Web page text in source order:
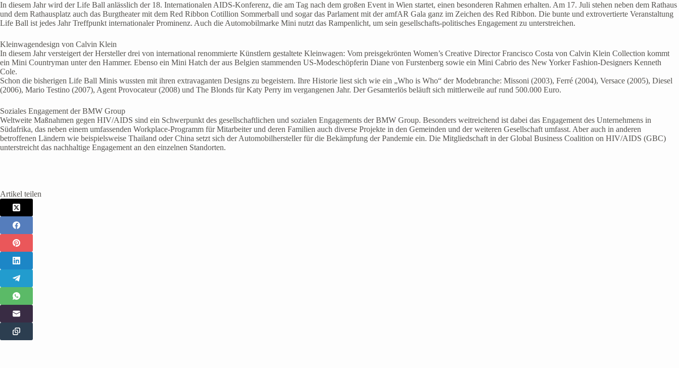
In diesem Jahr wird der Life Ball anlässlich der 18. Internationalen AIDS-Konferenz, die am Tag nach dem großen Event in Wien startet, einen besonderen Rahmen erhalten. Am 17. Juli stehen neben dem Rathaus
und dem Rathausplatz auch das Burgtheater mit dem Red Ribbon Cotillion Sommerball und sogar das Parlament mit der amfAR Gala ganz im Zeichen des Red Ribbon. Die bunte und extrovertierte Veranstaltung
Life Ball ist jedes Jahr Treffpunkt internationaler Prominenz. Auch die Automobilmarke Mini nutzt das Rampenlicht, um sein gesellschafts-politisches Engagement zu unterstreichen.
Kleinwagendesign von Calvin Klein
In diesem Jahr versteigert der Hersteller drei von international renommierte Künstlern gestaltete Kleinwagen: Vom preisgekrönten Women’s Creative Director Francisco Costa von Calvin Klein Collection kommt
ein Mini Countryman unter den Hammer. Ebenso ein Mini Hatch der aus Belgien stammenden US-Modeschöpferin Diane von Furstenberg sowie ein Mini Cabrio des New Yorker Fashion-Designers Kenneth
Cole.
Schon die bisherigen Life Ball Minis wussten mit ihren extravaganten Designs zu begeistern. Ihre Historie liest sich wie ein „Who is Who“ der Modebranche: Missoni (2003), Ferré (2004), Versace (2005), Diesel
(2006), Mario Testino (2007), Agent Provocateur (2008) und The Blonds für Katy Perry im vergangenen Jahr. Der Gesamterlös beläuft sich mittlerweile auf rund 500.000 Euro.
Soziales Engagement der BMW Group
Weltweite Maßnahmen gegen HIV/AIDS sind ein Schwerpunkt des gesellschaftlichen und sozialen Engagements der BMW Group. Besonders weitreichend ist dabei das Engagement des Unternehmens in
Südafrika, das neben einem umfassenden Workplace-Programm für Mitarbeiter und deren Familien auch diverse Projekte in den Gemeinden und der weiteren Gesellschaft umfasst. Aber auch in anderen
betroffenen Ländern wie beispielsweise Thailand oder China setzt sich der Automobilhersteller für die Bekämpfung der Pandemie ein. Die Mitgliedschaft in der Global Business Coalition on HIV/AIDS (GBC)
unterstreicht das nachhaltige Engagement an den einzelnen Standorten.
Artikel teilen